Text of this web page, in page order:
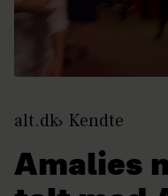
alt.dk Kendte
Amalies